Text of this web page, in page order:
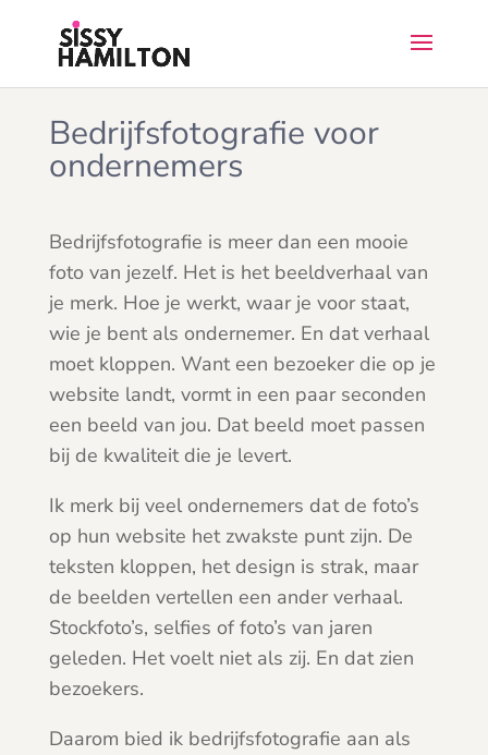
Bedrijfsfotografie voor
ondernemers
Bedrijfsfotografie is meer dan een mooie
foto van jezelf. Het is het beeldverhaal van
je merk. Hoe je werkt, waar je voor staat,
wie je bent als ondernemer. En dat verhaal
moet kloppen. Want een bezoeker die op je
website landt, vormt in een paar seconden
een beeld van jou. Dat beeld moet passen
bij de kwaliteit die je levert.
Ik merk bij veel ondernemers dat de foto’s
op hun website het zwakste punt zijn. De
teksten kloppen, het design is strak, maar
de beelden vertellen een ander verhaal.
Stockfoto’s, selfies of foto’s van jaren
geleden. Het voelt niet als zij. En dat zien
bezoekers.
Daarom bied ik bedrijfsfotografie aan als